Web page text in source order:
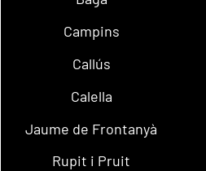
Campins
Callús
Calella
Jaume de Frontanyà
Rupit i Pruit